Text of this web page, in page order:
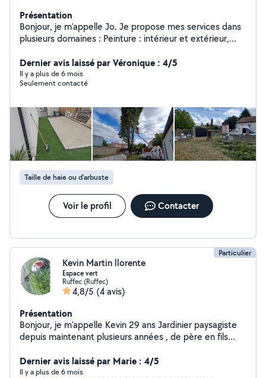
Présentation
Bonjour, je m'appelle Jo. Je propose mes services dans
plusieurs domaines : Peinture : intérieur et extérieur,
finitions décoratives. Espaces verts : entretien
comprenant taille, tonte, débroussaillage, coupe
d'arbres.... Travaux divers : petite électricité, petite
et nettoyage de toiture (demoussage et traitement
anti-mousse). Je pose également du parquet, vinyle et
autres revêtements de sol. Terrasses : conception et
installation en bois ou composite. N'hésitez pas à me
contacter pour discuter de vos besoins et obtenir un
devis !
Dernier avis laissé par Véronique : 4/5
Il y a plus de 6 mois
Seulement contacté
Taille de haie ou d'arbuste
Voir le profil Contacter
Particulier
Kevin Martin llorente
Espace vert
Ruffec (Ruffec)
4,8/5 (4 avis)
Présentation
Bonjour, je m'appelle Kevin 29 ans Jardinier paysagiste
depuis maintenant plusieurs années , de père en fils
attente
Dernier avis laissé par Marie : 4/5
Il y a plus de 6 mois